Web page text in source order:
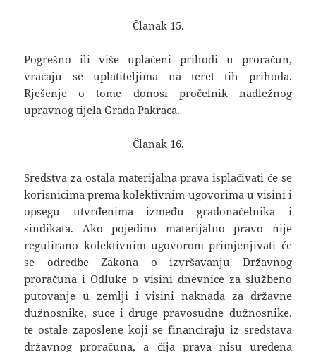
Članak 15.
Pogrešno ili više uplaćeni prihodi u proračun,
vraćaju se uplatiteljima na teret tih prihoda.
Rješenje o tome donosi pročelnik nadležnog
upravnog tijela Grada Pakraca.
Članak 16.
Sredstva za ostala materijalna prava isplaćivati će se
korisnicima prema kolektivnim ugovorima u visini i
opsegu utvrđenima između gradonačelnika i
sindikata. Ako pojedino materijalno pravo nije
regulirano kolektivnim ugovorom primjenjivati će
se odredbe Zakona o izvršavanju Državnog
proračuna i Odluke o visini dnevnice za službeno
putovanje u zemlji i visini naknada za državne
dužnosnike, suce i druge pravosudne dužnosnike,
te ostale zaposlene koji se financiraju iz sredstava
državnog proračuna, a čija prava nisu uređena